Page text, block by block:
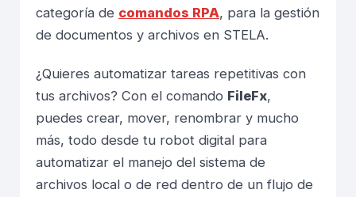
categoría de comandos RPA, para la gestión
de documentos y archivos en STELA.
¿Quieres automatizar tareas repetitivas con
tus archivos? Con el comando FileFx,
puedes crear, mover, renombrar y mucho
más, todo desde tu robot digital para
automatizar el manejo del sistema de
archivos local o de red dentro de un flujo de